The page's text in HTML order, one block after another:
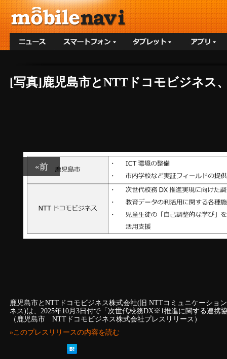
[写真]鹿児島市とNTTドコモビジネス
«前
鹿児島市とNTTドコモビジネス株式会社(旧 NTTコミュニケーショ
ネス)は、2025年10月3日付で「次世代校務DX※1推進に関する連携
（鹿児島市 NTTドコモビジネス株式会社プレスリリース）
»このプレスリリースの内容を読む